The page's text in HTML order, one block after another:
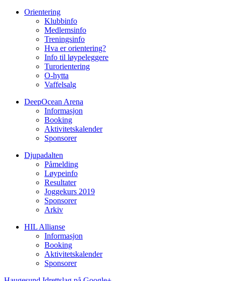
Orientering
Klubbinfo
Medlemsinfo
Treningsinfo
Hva er orientering?
Info til løypeleggere
Turorientering
O-hytta
Vaffelsalg
DeepOcean Arena
Informasjon
Booking
Aktivitetskalender
Sponsorer
Djupadalten
Påmelding
Løypeinfo
Resultater
Joggekurs 2019
Sponsorer
Arkiv
HIL Allianse
Informasjon
Booking
Aktivitetskalender
Sponsorer